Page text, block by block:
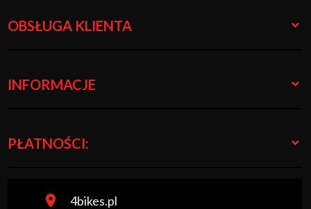
OBSŁUGA KLIENTA
INFORMACJE
PŁATNOŚCI:
4bikes.pl